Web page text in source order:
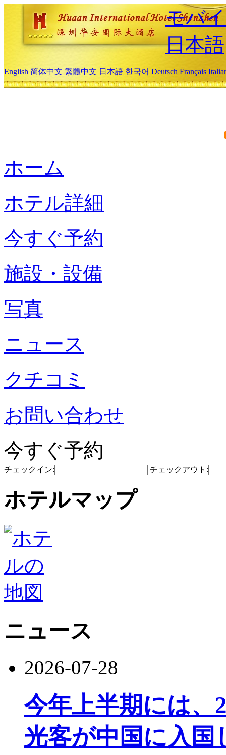
モバ
日本語
English 简体中文 繁體中文 日本語 한국어 Deutsch Français
ホーム
ホテル詳細
今すぐ予約
施設・設備
写真
ニュース
クチコミ
お問い合わせ
今すぐ予約
チェックイン: チェックアウト:
ホテルマップ
ニュース
2026-07-28
今年上半期には、
光客が中国に入国